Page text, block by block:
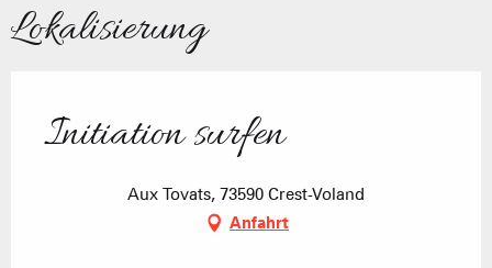
Lokalisierung
Initiation surfen
Aux Tovats, 73590 Crest-Voland
Anfahrt